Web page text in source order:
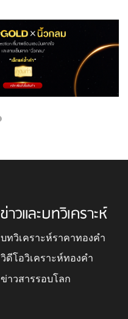
ข่าวและบทวิเคราะห์
บทวิเคราะห์ราคาทองคำ
วิดีโอวิเคราะห์ทองคำ
ข่าวสารรอบโลก